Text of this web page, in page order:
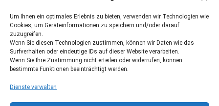
Um Ihnen ein optimales Erlebnis zu bieten, verwenden wir Technologien wie
Cookies, um Geräteinformationen zu speichern und/oder darauf
zuzugreifen.
Wenn Sie diesen Technologien zustimmen, können wir Daten wie das
Surfverhalten oder eindeutige IDs auf dieser Website verarbeiten.
Wenn Sie Ihre Zustimmung nicht erteilen oder widerrufen, können
bestimmte Funktionen beeinträchtigt werden.
Dienste verwalten